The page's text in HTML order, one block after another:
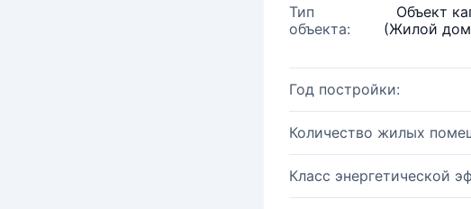
Тип
объекта:
Объект
(Жилой
Год постройки:
Количество жилых
Класс энергетической